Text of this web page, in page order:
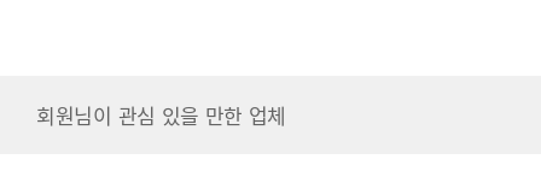
회원님이 관심 있을 만한 업체